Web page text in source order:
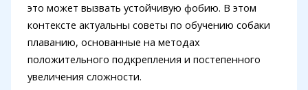
это может вызвать устойчивую фобию. В этом
контексте актуальны советы по обучению собаки
плаванию, основанные на методах
положительного подкрепления и постепенного
увеличения сложности.